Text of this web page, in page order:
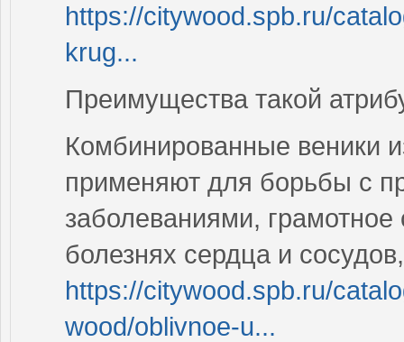
https://citywood.spb.ru/
krug...
Преимущества такой
Комбинированные веники
применяют для борьбы с
заболеваниями, грамотное
болезнях сердца и
https://citywood.spb.ru/
wood/oblivnoe-u...